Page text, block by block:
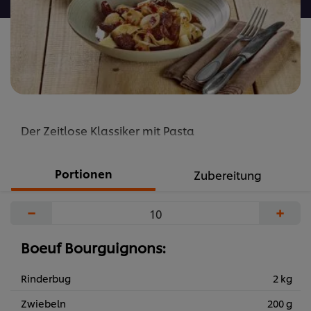
Der Zeitlose Klassiker mit Pasta
Portionen Zubereitung
− +
Boeuf Bourguignons:
Rinderbug
2 kg
Zwiebeln
200 g